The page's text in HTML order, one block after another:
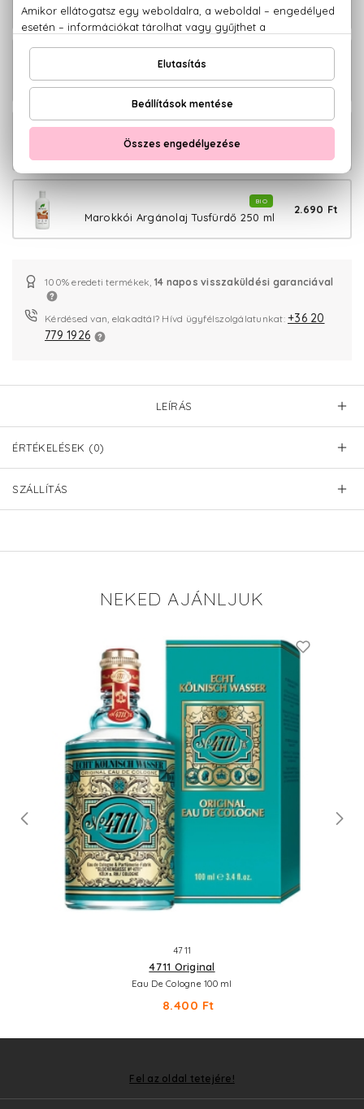
Marokkói Argánolaj Sampon 265 ml
Marokkói Argánolaj
Szemkörnyékápoló szérum 30 ml
Marokkói Argánolaj Testápoló 200 ml
BIO
Marokkói Argánolaj Tusfürdő 250 ml
2.690 Ft
100% eredeti termékek, 14 napos visszaküldési garanciával
Kérdésed van, elakadtál? Hívd ügyfélszolgálatunkat: +36 20
779 1926
LEÍRÁS
ÉRTÉKELÉSEK (0)
SZÁLLÍTÁS
NEKED AJÁNLJUK
4711
4711 Original
Eau De Cologne 100 ml
8.400 Ft
Fel az oldal tetejére!